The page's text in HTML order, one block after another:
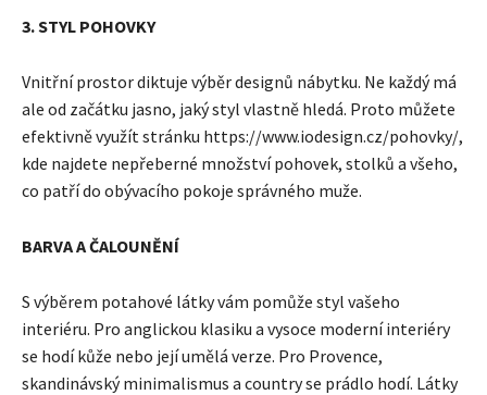
3. STYL POHOVKY
Vnitřní prostor diktuje výběr designů nábytku. Ne každý má
ale od začátku jasno, jaký styl vlastně hledá. Proto můžete
efektivně využít stránku https://www.iodesign.cz/pohovky/,
kde najdete nepřeberné množství pohovek, stolků a všeho,
co patří do obývacího pokoje správného muže.
BARVA A ČALOUNĚNÍ
S výběrem potahové látky vám pomůže styl vašeho
interiéru. Pro anglickou klasiku a vysoce moderní interiéry
se hodí kůže nebo její umělá verze. Pro Provence,
skandinávský minimalismus a country se prádlo hodí. Látky